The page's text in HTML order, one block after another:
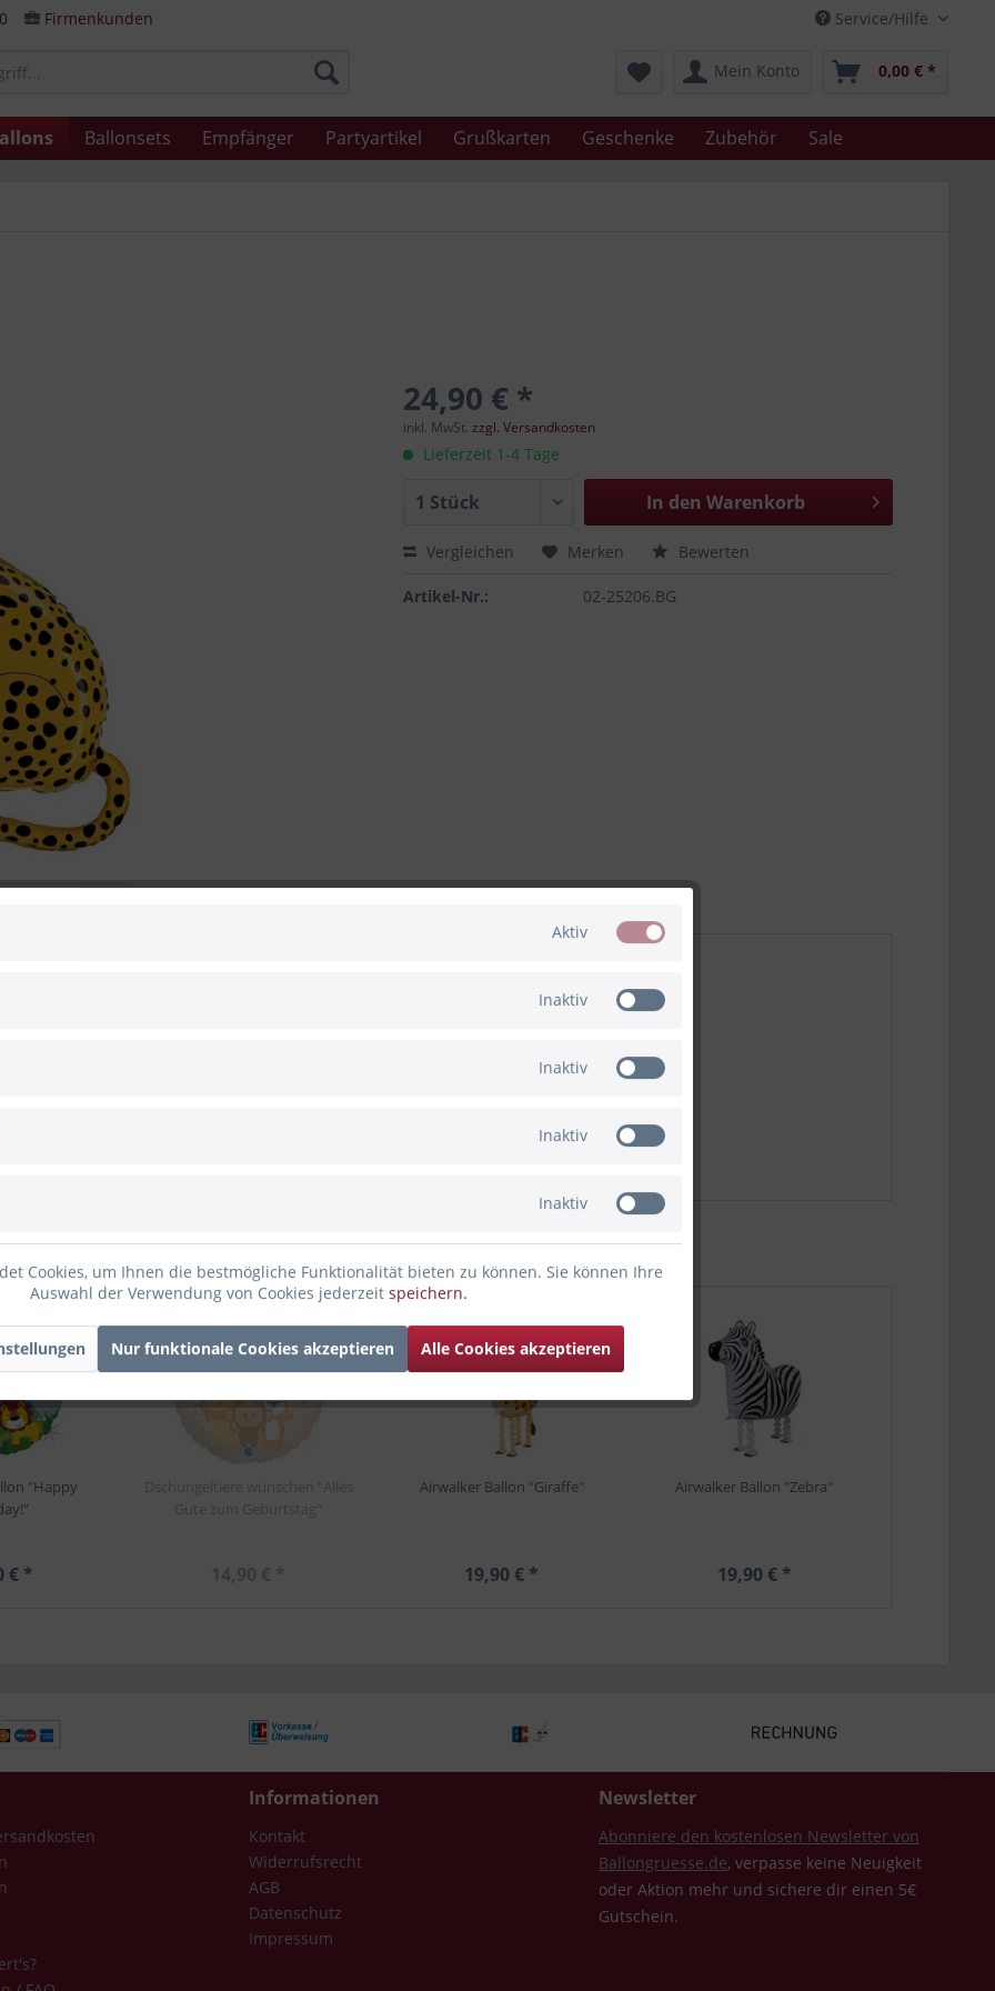
Service/Hilfe
Firmenkunden
Mein Konto 0,00 € *
Ballonsets Empfänger Partyartikel Grußkarten Geschenke Zubehör Sale
24,90 € *
inkl. MwSt.zzgl. Versandkosten
Lieferzeit 1-4 Tage
In den Warenkorb
Vergleichen Merken Bewerten
Artikel-Nr.: 02-25206.BG
haben sich ebenfalls angesehen
"Happy
€ *
Bald wieder da
Dschungeltiere wünschen "Alles
Gute zum Geburtstag"
14,90 € *
Airwalker Ballon "Giraffe"
19,90 € *
Airwalker Ballon "Zebra"
19,90 € *
Informationen
Kontakt
Widerrufsrecht
AGB
Datenschutz
Impressum
Newsletter
Abonniere den kostenlosen Newsletter von
Ballongruesse.de, verpasse keine Neuigkeit
oder Aktion mehr und sichere dir einen 5€
Gutschein.
Aktiv
Inaktiv
Inaktiv
Inaktiv
Inaktiv
Cookies, um Ihnen die bestmögliche Funktionalität bieten zu können. Sie können Ihre
Auswahl der Verwendung von Cookies jederzeit speichern.
Nur funktionale Cookies akzeptieren Alle Cookies akzeptieren